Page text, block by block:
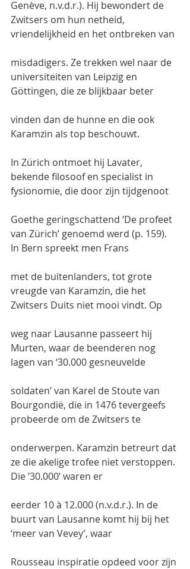
Genève, n.v.d.r.). Hij bewondert de
Zwitsers om hun netheid,
vriendelijkheid en het ontbreken van
misdadigers. Ze trekken wel naar de
universiteiten van Leipzig en
Göttingen, die ze blijkbaar beter
vinden dan de hunne en die ook
Karamzin als top beschouwt.
In Zürich ontmoet hij Lavater,
bekende filosoof en specialist in
fysionomie, die door zijn tijdgenoot
Goethe geringschattend ‘De profeet
van Zürich’ genoemd werd (p. 159).
In Bern spreekt men Frans
met de buitenlanders, tot grote
vreugde van Karamzin, die het
Zwitsers Duits niet mooi vindt. Op
weg naar Lausanne passeert hij
Murten, waar de beenderen nog
lagen van ‘30.000 gesneuvelde
soldaten’ van Karel de Stoute van
Bourgondië, die in 1476 tevergeefs
probeerde om de Zwitsers te
onderwerpen. Karamzin betreurt dat
ze die akelige trofee niet verstoppen.
Die ’30.000’ waren er
eerder 10 à 12.000 (n.v.d.r.). In de
buurt van Lausanne komt hij bij het
‘meer van Vevey’, waar
Rousseau inspiratie opdeed voor zijn